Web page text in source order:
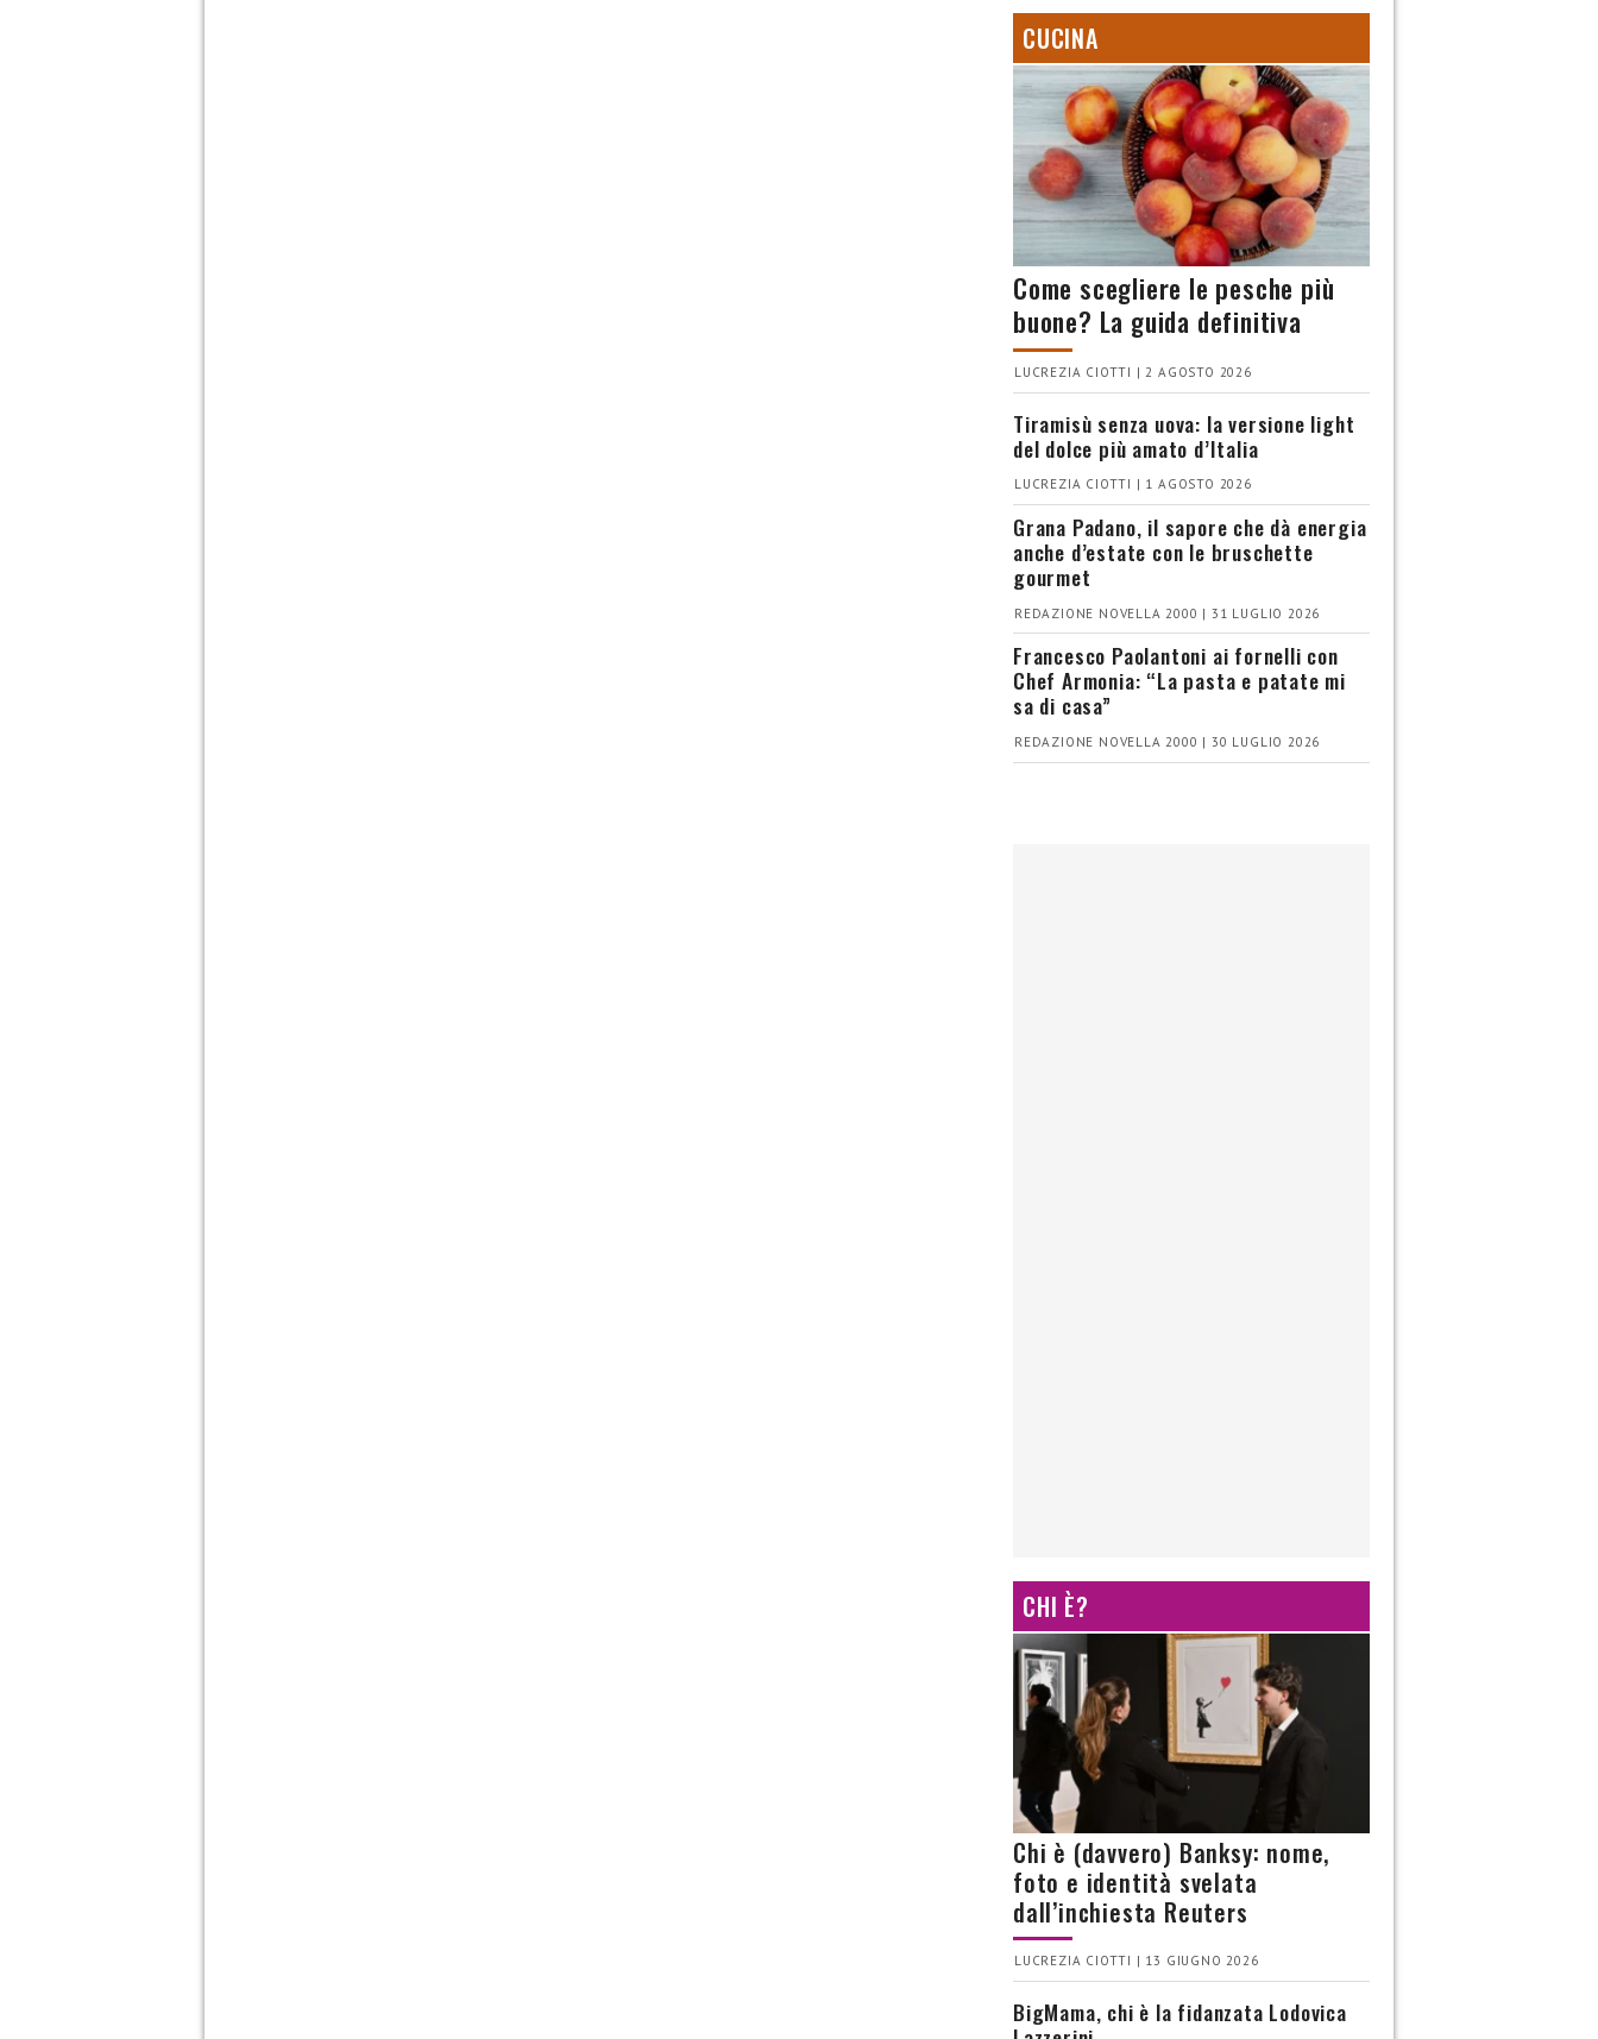
CUCINA
Come scegliere le pesche più
buone? La guida definitiva
LUCREZIA CIOTTI | 2 AGOSTO 2026
Tiramisù senza uova: la versione light
del dolce più amato d’Italia
LUCREZIA CIOTTI | 1 AGOSTO 2026
Grana Padano, il sapore che dà energia
anche d’estate con le bruschette
gourmet
REDAZIONE NOVELLA 2000 | 31 LUGLIO 2026
Francesco Paolantoni ai fornelli con
Chef Armonia: “La pasta e patate mi
sa di casa”
REDAZIONE NOVELLA 2000 | 30 LUGLIO 2026
CHI È?
Chi è (davvero) Banksy: nome,
foto e identità svelata
dall’inchiesta Reuters
LUCREZIA CIOTTI | 13 GIUGNO 2026
BigMama, chi è la fidanzata Lodovica